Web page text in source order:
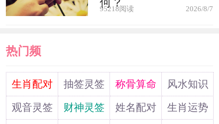
95218阅读 2026/8/7
热门频
道生肖配对 抽签灵签 称骨算命
风水知识
观音灵签
财神灵签 姓名配对
生肖运势